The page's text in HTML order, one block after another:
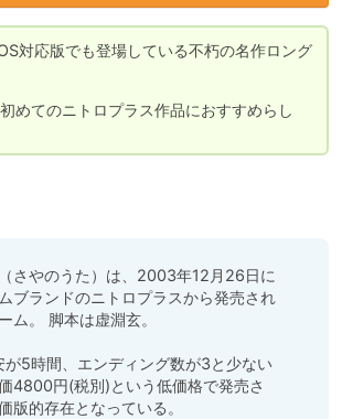
対応版でも登場している不朽の名作ロング
めてのニトロプラス作品におすすめらし
（さやのうた）は、2003年12月26日に
ブランドのニトロプラスから発売され
ム。 脚本は虚淵玄。
が5時間、エンディング数が3と少ない
4800円(税別)という低価格で発売さ
版的存在となっている。